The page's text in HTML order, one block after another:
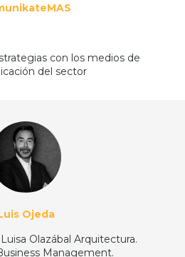
con los medios de
del sector
Ojeda
Olazábal Arquitectura.
Management.